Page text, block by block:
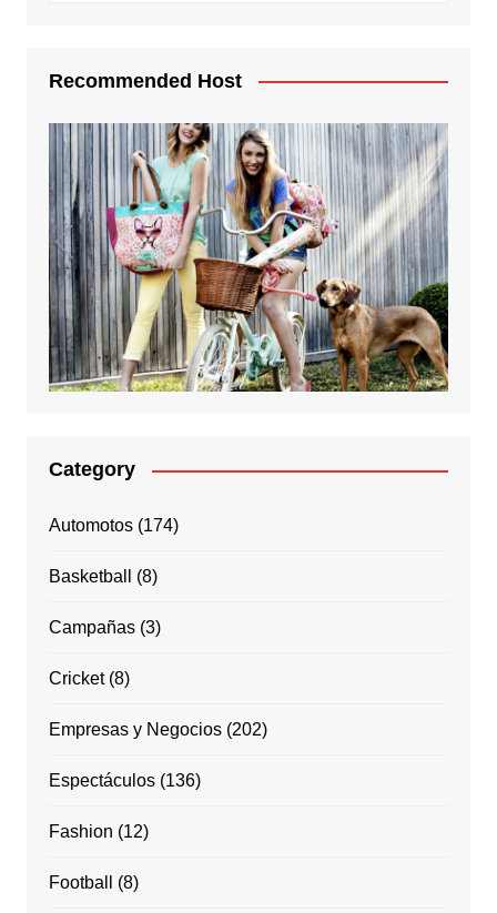
Recommended Host
Category
Automotos(174)
Basketball (8)
Campañas(3)
Cricket(8)
Empresas y Negocios(202)
Espectáculos(136)
Fashion (12)
Football (8)